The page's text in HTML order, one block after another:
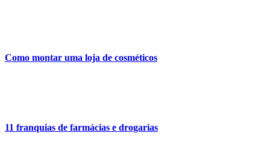
Como montar uma loja de cosméticos
11 franquias de farmácias e drogarias